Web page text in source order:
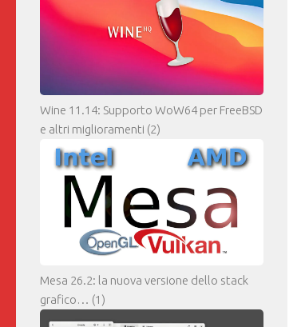
Wine 11.14: Supporto WoW64 per FreeBSD
e altri miglioramenti (2)
Mesa 26.2: la nuova versione dello stack
grafico… (1)